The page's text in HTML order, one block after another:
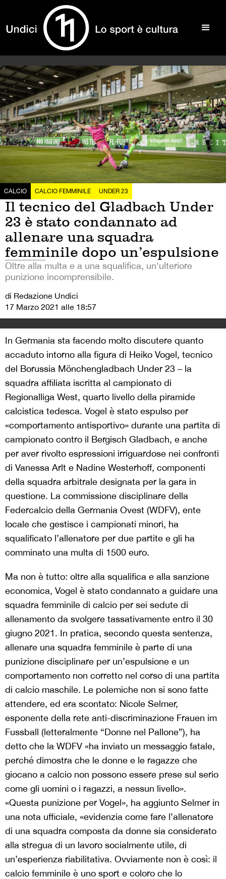
CALCIO CALCIO FEMMINILE UNDER 23
Il tecnico del Gladbach Under
23 è stato condannato ad
allenare una squadra
femminile dopo un’espulsione
Oltre alla multa e a una squalifica, un'ulteriore
punizione incomprensibile.
di Redazione Undici
17 Marzo 2021 alle 18:57
In Germania sta facendo molto discutere quanto
accaduto intorno alla figura di Heiko Vogel, tecnico
del Borussia Mönchengladbach Under 23 – la
squadra affiliata iscritta al campionato di
Regionalliga West, quarto livello della piramide
calcistica tedesca. Vogel è stato espulso per
«comportamento antisportivo» durante una partita di
campionato contro il Bergisch Gladbach, e anche
per aver rivolto espressioni irriguardose nei confronti
di Vanessa Arlt e Nadine Westerhoff, componenti
della squadra arbitrale designata per la gara in
questione. La commissione disciplinare della
Federcalcio della Germania Ovest (WDFV), ente
locale che gestisce i campionati minori, ha
squalificato l’allenatore per due partite e gli ha
comminato una multa di 1500 euro.
Ma non è tutto: oltre alla squalifica e alla sanzione
economica, Vogel è stato condannato a guidare una
squadra femminile di calcio per sei sedute di
allenamento da svolgere tassativamente entro il 30
giugno 2021. In pratica, secondo questa sentenza,
allenare una squadra femminile è parte di una
punizione disciplinare per un’espulsione e un
comportamento non corretto nel corso di una partita
di calcio maschile. Le polemiche non si sono fatte
attendere, ed era scontato: Nicole Selmer,
esponente della rete anti-discriminazione Frauen im
Fussball (letteralmente “Donne nel Pallone”), ha
detto che la WDFV «ha inviato un messaggio fatale,
perché dimostra che le donne e le ragazze che
giocano a calcio non possono essere prese sul serio
come gli uomini o i ragazzi, a nessun livello».
«Questa punizione per Vogel», ha aggiunto Selmer in
una nota ufficiale, «evidenzia come fare l’allenatore
di una squadra composta da donne sia considerato
alla stregua di un lavoro socialmente utile, di
un’esperienza riabilitativa. Ovviamente non è così: il
calcio femminile è uno sport e coloro che lo